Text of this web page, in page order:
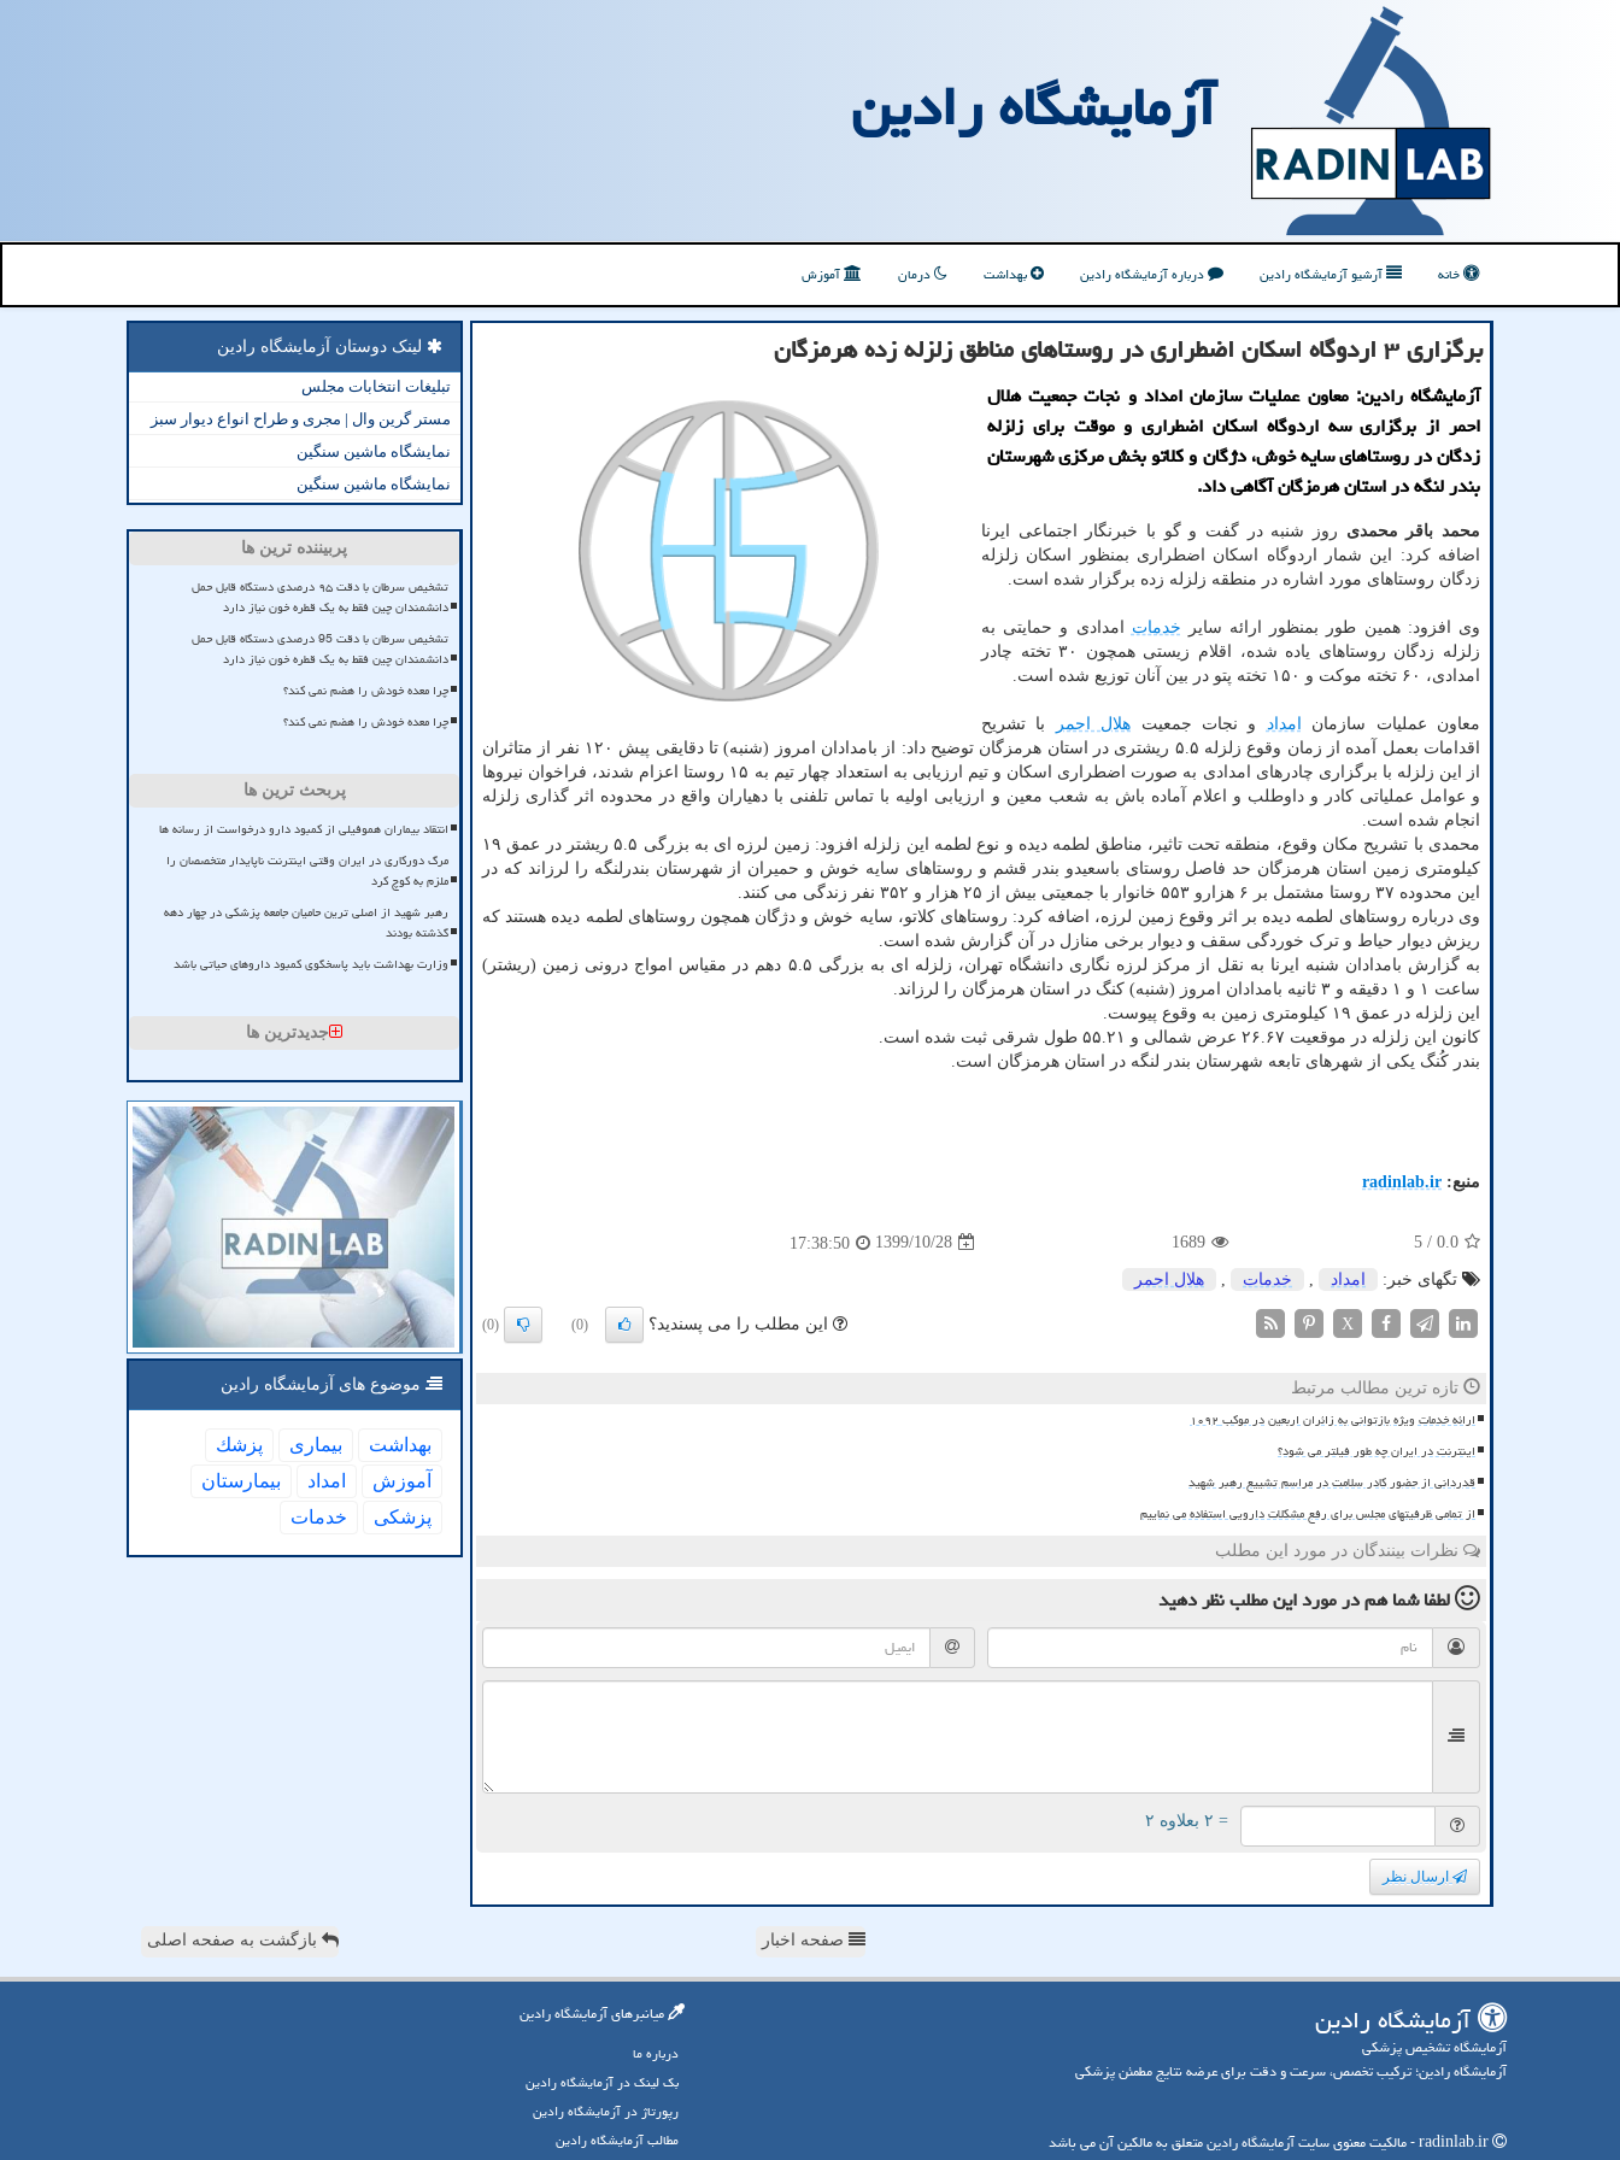
آزمایشگاه رادین
خانه آرشیو آزمایشگاه رادین درباره آزمایشگاه رادین بهداشت درمان آموزش
برگزاری ۳ اردوگاه اسكان اضطراری در روستاهای مناطق زلزله زده هرمزگان
آزمایشگاه رادین: معاون عملیات سازمان امداد و نجات جمعیت هلال
احمر از برگزاری سه اردوگاه اسکان اضطراری و موقت برای زلزله
زدگان در روستاهای سایه خوش، دژگان و کلاتو بخش مرکزی شهرستان
بندر لنگه در استان هرمزگان آگاهی داد.
محمد باقر محمدی روز شنبه در گفت و گو با خبرنگار اجتماعی ایرنا
اضافه کرد: این شمار اردوگاه اسکان اضطراری بمنظور اسکان زلزله
زدگان روستاهای مورد اشاره در منطقه زلزله زده برگزار شده است.
وی افزود: همین طور بمنظور ارائه سایر خدمات امدادی و حمایتی به
زلزله زدگان روستاهای یاده شده، اقلام زیستی همچون ۳۰ تخته چادر
امدادی، ۶۰ تخته موکت و ۱۵۰ تخته پتو در بین آنان توزیع شده است.
معاون عملیات سازمان امداد و نجات جمعیت هلال احمر
با تشریح
اقدامات بعمل آمده از زمان وقوع زلزله ۵.۵ ریشتری در استان هرمزگان توضیح داد: از بامدادان امروز (شنبه) تا دقایقی پیش ۱۲۰ نفر از متاثران
از این زلزله با برگزاری چادرهای امدادی به صورت اضطراری اسکان و تیم ارزیابی به استعداد چهار تیم به ۱۵ روستا اعزام شدند، فراخوان نیروها
و عوامل عملیاتی کادر و داوطلب و اعلام آماده باش به شعب معین و ارزیابی اولیه با تماس تلفنی با دهیاران واقع در محدوده اثر گذاری زلزله
انجام شده است.
محمدی با تشریح مکان وقوع، منطقه تحت تاثیر، مناطق لطمه دیده و نوع لطمه این زلزله افزود: زمین لرزه ای به بزرگی ۵.۵ ریشتر در عمق ۱۹
کیلومتری زمین استان هرمزگان حد فاصل روستای باسعیدو بندر قشم و روستاهای سایه خوش و حمیران از شهرستان بندرلنگه را لرزاند که در
این محدوده ۳۷ روستا مشتمل بر ۶ هزارو ۵۵۳ خانوار با جمعیتی بیش از ۲۵ هزار و ۳۵۲ نفر زندگی می کنند.
وی درباره روستاهای لطمه دیده بر اثر وقوع زمین لرزه، اضافه کرد: روستاهای کلاتو، سایه خوش و دژگان همچون روستاهای لطمه دیده هستند که
ریزش دیوار حیاط و ترک خوردگی سقف و دیوار برخی منازل در آن گزارش شده است.
به گزارش بامدادان شنبه ایرنا به نقل از مرکز لرزه نگاری دانشگاه تهران، زلزله ای به بزرگی ۵.۵ دهم در مقیاس امواج درونی زمین (ریشتر)
ساعت ۱ و ۱ دقیقه و ۳ ثانیه بامدادان امروز (شنبه) کنگ در استان هرمزگان را لرزاند.
این زلزله در عمق ۱۹ کیلومتری زمین به وقوع پیوست.
کانون این زلزله در موقعیت ۲۶.۶۷ عرض شمالی و ۵۵.۲۱ طول شرقی ثبت شده است.
بندر کُنگ یکی از شهرهای تابعه شهرستان بندر لنگه در استان هرمزگان است.
منبع: radinlab.ir
0.0
/ 5
1689
1399/10/28
17:38:50
تگهای خبر:
امداد خدمات هلال احمر
X این مطلب را می پسندید؟ (0)
(0)
تازه ترین مطالب مرتبط
ارائه خدمات ویژه بازتوانی به زائران اربعین در موکب ۱۰۹۲
اینترنت در ایران چه طور فیلتر می شود؟
قدردانی از حضور کادر سلامت در مراسم تشییع رهبر شهید
از تمامی ظرفیتهای مجلس برای رفع مشکلات دارویی استفاده می نماییم
نظرات بینندگان در مورد این مطلب
لطفا شما همدر مورد این مطلبنظر دهید
= ۲ بعلاوه ۲
ارسال نظر
لینک دوستان آزمایشگاه رادین
تبلیغات انتخابات مجلس
مستر گرین وال | مجری و طراح انواع دیوار سبز
نمایشگاه ماشین سنگین
نمایشگاه ماشین سنگین
پربیننده ترین ها
تشخیص سرطان با دقت ۹۵ درصدی دستگاه قابل حمل
دانشمندان چین فقط به یک قطره خون نیاز دارد
تشخیص سرطان با دقت 95 درصدی دستگاه قابل حمل
دانشمندان چین فقط به یک قطره خون نیاز دارد
چرا معده خودش را هضم نمی کند؟
چرا معده خودش را هضم نمی کند؟
پربحث ترین ها
انتقاد بیماران هموفیلی از کمبود دارو درخواست از رسانه ها
مرگ دورکاری در ایران وقتی اینترنت ناپایدار متخصصان را
ملزم به کوچ کرد
رهبر شهید از اصلی ترین حامیان جامعه پزشکی در چهار دهه
گذشته بودند
وزارت بهداشت باید پاسخگوی کمبود داروهای حیاتی باشد
جدیدترین ها
موضوع های آزمایشگاه رادین
بهداشت بیماری
پزشك
آموزش
امداد
بیمارستان
پزشكی
خدمات
صفحه اخبار بازگشت به صفحه اصلی
آزمایشگاه رادین
آزمایشگاه تشخیص پزشکی
آزمایشگاه رادین؛ ترکیب تخصص، سرعت و دقت برای عرضه نتایج مطمئن پزشکی
میانبرهای آزمایشگاه رادین
درباره ما
بک لینک در آزمایشگاه رادین
رپورتاژ در آزمایشگاه رادین
مطالب آزمایشگاه رادین